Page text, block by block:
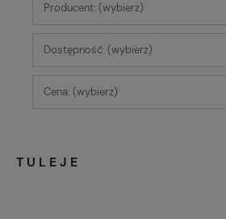
Producent: (wybierz)
Dostępność: (wybierz)
Cena: (wybierz)
TULEJE